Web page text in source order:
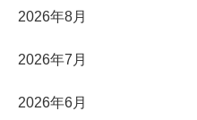
2026年8月
2026年7月
2026年6月